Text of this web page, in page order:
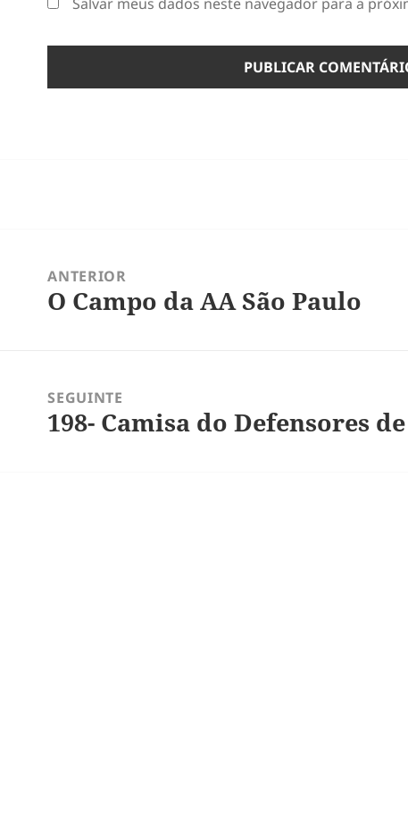
ANTERIOR
Post
O Campo da AA São Paulo
SEGUINTE
Próximo
198- Camisa do Defensores